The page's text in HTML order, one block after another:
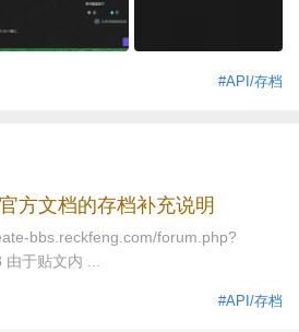
#API/存档
方文档的存档补充说明
bbs.reckfeng.com/forum.php?
于贴文内 ...
#API/存档